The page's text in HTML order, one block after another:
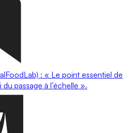
: « Le point essentiel de
passage à l’échelle ».